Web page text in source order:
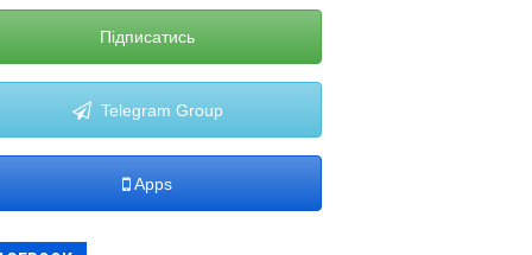
Підписатись
Telegram Group
Apps